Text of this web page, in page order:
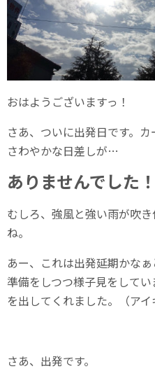
おはようございますっ！
さあ、ついに出発日です。カ
さわやかな日差しが…
ありませんでした！
むしろ、強風と強い雨が吹
ね。
あー、これは出発延期かな
準備をしつつ様子見をして
を出してくれました。（アイ
さあ、出発です。